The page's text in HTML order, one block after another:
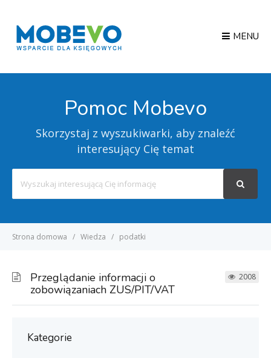
MENU
Pomoc Mobevo
Skorzystaj z wyszukiwarki, aby znaleźć
interesujący Cię temat
For
Strona domowa Wiedza podatki
Przeglądanie informacji o
zobowiązaniach ZUS/PIT/VAT
2008
Kategorie